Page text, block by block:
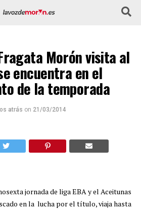
Morón visita al
encuentra en el
de la temporada
atrás on 21/03/2014
jornada de liga EBA y el Aceitunas
en la lucha por el título, viaja hasta